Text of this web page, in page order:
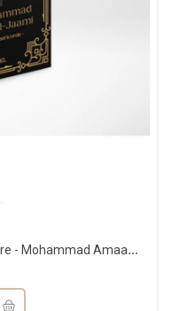
La croyance islamique et son histoire - Mohammad Amaan Ali Al-Jaami - Dine Al Haqq